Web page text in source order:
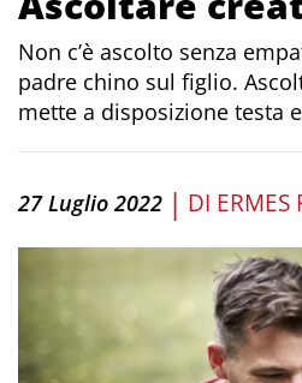
Non c’è ascolto senza
padre chino sul figlio.
mette a disposizione testa
27 Luglio 2022 | DI ERMES